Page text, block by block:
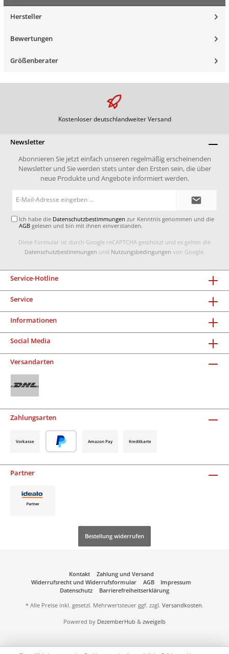
Hersteller
Bewertungen
Größenberater
Kostenloser deutschlandweiter Versand
Newsletter
Abonnieren Sie jetzt einfach unseren regelmäßig erscheinenden
Newsletter und Sie werden stets unter den Ersten sein, die über
neue Produkte und Angebote informiert werden.
Ich habe die Datenschutzbestimmungen zur Kenntnis genommen und die
AGB gelesen und bin mit ihnen einverstanden.
Diese Formular ist durch Google reCAPTCHA geschützt und es gelten die
Datenschutzbestimmungen und Nutzungsbedingungen von Google.
Service-Hotline
Service
Informationen
Social Media
Versandarten
Zahlungsarten
Vorkasse Amazon Pay Kreditkarte
Partner
Bestellung widerrufen
Kontakt
Zahlung und Versand
Widerrufsrecht und Widerrufsformular
AGB
Impressum
Datenschutz
Barrierefreiheitserklärung
* Alle Preise inkl. gesetzl. Mehrwertsteuer ggf. zzgl. Versandkosten.
Powered by DezemberHub & zweigelb